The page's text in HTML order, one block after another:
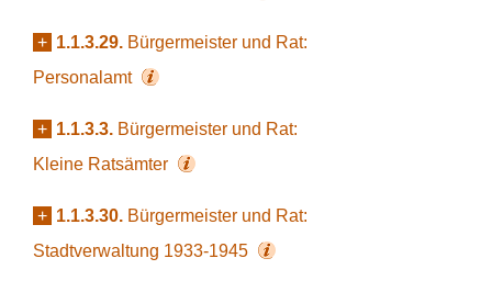
+ 1.1.3.29. Bürgermeister und Rat:
Personalamt
+ 1.1.3.3. Bürgermeister und Rat:
Kleine Ratsämter
+ 1.1.3.30. Bürgermeister und Rat:
Stadtverwaltung 1933-1945